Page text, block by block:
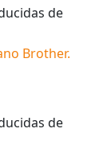
de
Brother.
de